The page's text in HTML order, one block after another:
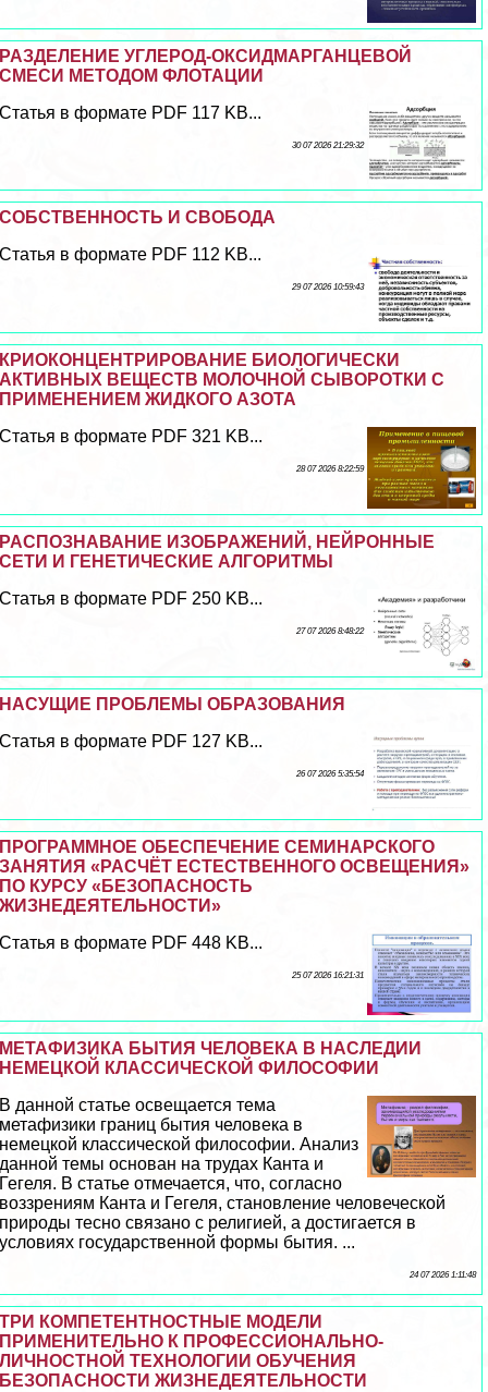
РАЗДЕЛЕНИЕ УГЛЕРОД-ОКСИДМАРГАНЦЕВОЙ
СМЕСИ МЕТОДОМ ФЛОТАЦИИ
Статья в формате PDF 117 KB...
30 07 2026 21:29:32
СОБСТВЕННОСТЬ И СВОБОДА
Статья в формате PDF 112 KB...
29 07 2026 10:59:43
КРИОКОНЦЕНТРИРОВАНИЕ БИОЛОГИЧЕСКИ
АКТИВНЫХ ВЕЩЕСТВ МОЛОЧНОЙ СЫВОРОТКИ С
ПРИМЕНЕНИЕМ ЖИДКОГО АЗОТА
Статья в формате PDF 321 KB...
28 07 2026 8:22:59
РАСПОЗНАВАНИЕ ИЗОБРАЖЕНИЙ, НЕЙРОННЫЕ
СЕТИ И ГЕНЕТИЧЕСКИЕ АЛГОРИТМЫ
Статья в формате PDF 250 KB...
27 07 2026 8:48:22
НАСУЩИЕ ПРОБЛЕМЫ ОБРАЗОВАНИЯ
Статья в формате PDF 127 KB...
26 07 2026 5:35:54
ПРОГРАММНОЕ ОБЕСПЕЧЕНИЕ СЕМИНАРСКОГО
ЗАНЯТИЯ «РАСЧЁТ ЕСТЕСТВЕННОГО ОСВЕЩЕНИЯ»
ПО КУРСУ «БЕЗОПАСНОСТЬ
ЖИЗНЕДЕЯТЕЛЬНОСТИ»
Статья в формате PDF 448 KB...
25 07 2026 16:21:31
МЕТАФИЗИКА БЫТИЯ ЧЕЛОВЕКА В НАСЛЕДИИ
НЕМЕЦКОЙ КЛАССИЧЕСКОЙ ФИЛОСОФИИ
В данной статье освещается тема
метафизики границ бытия человека в
немецкой классической философии. Анализ
данной темы основан на трудах Канта и
Гегеля. В статье отмечается, что, согласно
воззрениям Канта и Гегеля, становление человеческой
природы тесно связано с религией, а достигается в
условиях государственной формы бытия. ...
24 07 2026 1:11:48
ТРИ КОМПЕТЕНТНОСТНЫЕ МОДЕЛИ
ПРИМЕНИТЕЛЬНО К ПРОФЕССИОНАЛЬНО-
ЛИЧНОСТНОЙ ТЕХНОЛОГИИ ОБУЧЕНИЯ
БЕЗОПАСНОСТИ ЖИЗНЕДЕЯТЕЛЬНОСТИ